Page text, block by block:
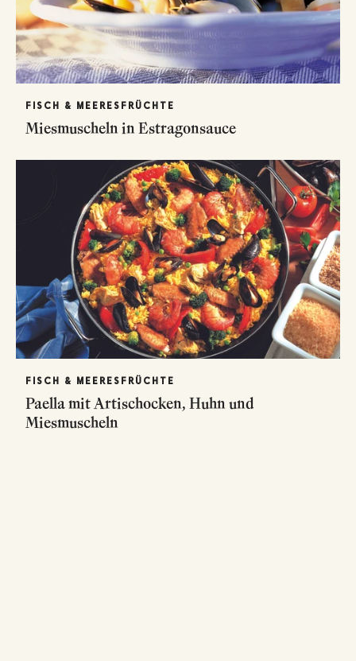
FISCH & MEERESFRÜCHTE
Miesmuscheln in Estragonsauce
FISCH & MEERESFRÜCHTE
Paella mit Artischocken, Huhn und
Miesmuscheln